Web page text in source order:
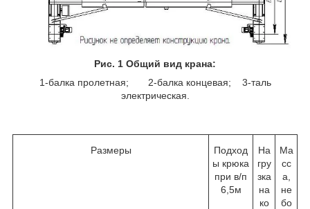
Рис. 1 Общий вид крана:
1-балка пролетная; 2-балка концевая; 3-таль
электрическая.
Размеры
Подход
ы крюка
при в/п
6,5м
На
гру
зка
на
ко
Ма
сс
а,
не
бо